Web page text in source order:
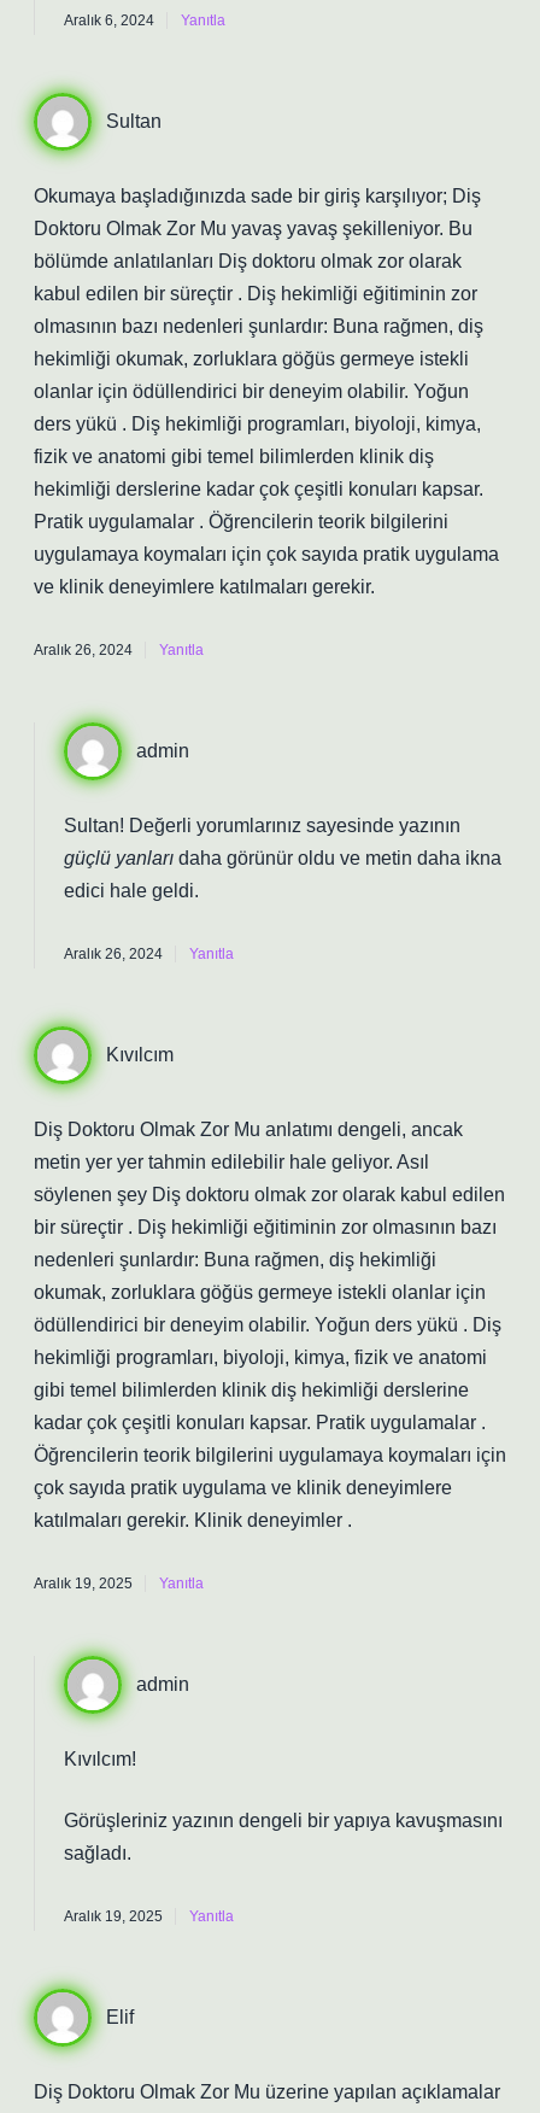
Aralık 6, 2024 Yanıtla
Sultan
Okumaya başladığınızda sade bir giriş karşılıyor; Diş
Doktoru Olmak Zor Mu yavaş yavaş şekilleniyor. Bu
bölümde anlatılanları Diş doktoru olmak zor olarak
kabul edilen bir süreçtir . Diş hekimliği eğitiminin zor
olmasının bazı nedenleri şunlardır: Buna rağmen, diş
hekimliği okumak, zorluklara göğüs germeye istekli
olanlar için ödüllendirici bir deneyim olabilir. Yoğun
ders yükü . Diş hekimliği programları, biyoloji, kimya,
fizik ve anatomi gibi temel bilimlerden klinik diş
hekimliği derslerine kadar çok çeşitli konuları kapsar.
Pratik uygulamalar . Öğrencilerin teorik bilgilerini
uygulamaya koymaları için çok sayıda pratik uygulama
ve klinik deneyimlere katılmaları gerekir.
Aralık 26, 2024 Yanıtla
admin
Sultan! Değerli yorumlarınız sayesinde yazının
güçlü yanları daha görünür oldu ve metin daha ikna
edici hale geldi.
Aralık 26, 2024 Yanıtla
Kıvılcım
Diş Doktoru Olmak Zor Mu anlatımı dengeli, ancak
metin yer yer tahmin edilebilir hale geliyor. Asıl
söylenen şey Diş doktoru olmak zor olarak kabul edilen
bir süreçtir . Diş hekimliği eğitiminin zor olmasının bazı
nedenleri şunlardır: Buna rağmen, diş hekimliği
okumak, zorluklara göğüs germeye istekli olanlar için
ödüllendirici bir deneyim olabilir. Yoğun ders yükü . Diş
hekimliği programları, biyoloji, kimya, fizik ve anatomi
gibi temel bilimlerden klinik diş hekimliği derslerine
kadar çok çeşitli konuları kapsar. Pratik uygulamalar .
Öğrencilerin teorik bilgilerini uygulamaya koymaları için
çok sayıda pratik uygulama ve klinik deneyimlere
katılmaları gerekir. Klinik deneyimler .
Aralık 19, 2025 Yanıtla
admin
Kıvılcım!
Görüşleriniz yazının dengeli bir yapıya kavuşmasını
sağladı.
Aralık 19, 2025 Yanıtla
Elif
Diş Doktoru Olmak Zor Mu üzerine yapılan açıklamalar